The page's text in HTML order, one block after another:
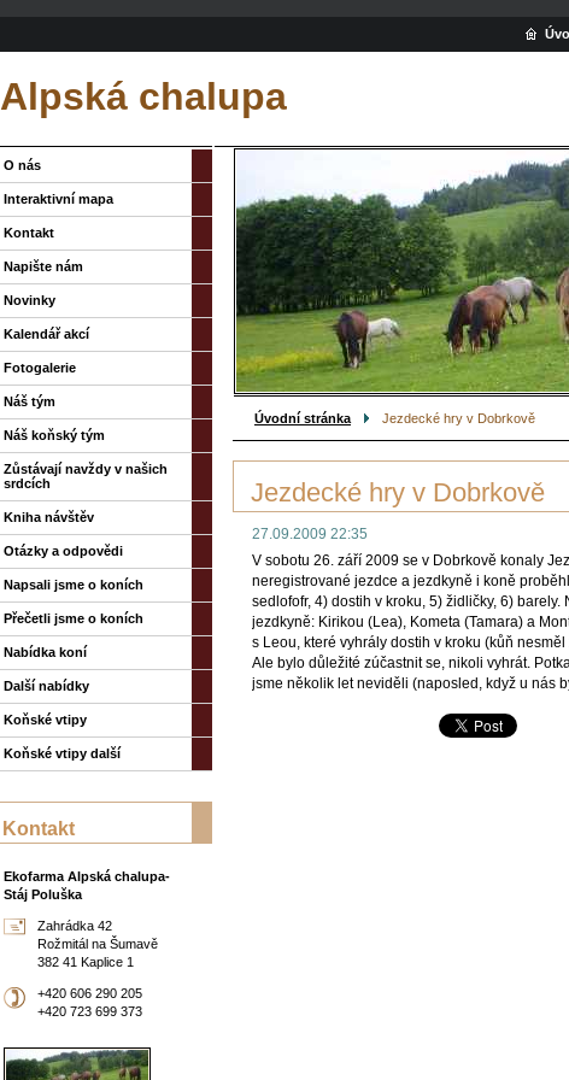
Alpská chalupa
Úvodní stránka Jezdecké hry v Dobrkově
Jezdecké hry v Dobrkově
27.09.2009 22:35
V sobotu 26. září 2009 se v Dobrkově konaly
neregistrované jezdce a jezdkyně i koně
sedlofofr, 4) dostih v kroku, 5) židličky, 6)
jezdkyně: Kirikou (Lea), Kometa (Tamara) a
s Leou, které vyhrály dostih v kroku (kůň
Ale bylo důležité zúčastnit se, nikoli vyhrát.
jsme několik let neviděli (naposled, když u nás
O nás
Interaktivní mapa
Kontakt
Napište nám
Novinky
Kalendář akcí
Fotogalerie
Náš tým
Náš koňský tým
Zůstávají navždy v našich
srdcích
Kniha návštěv
Otázky a odpovědi
Napsali jsme o koních
Přečetli jsme o koních
Nabídka koní
Další nabídky
Koňské vtipy
Koňské vtipy další
Kontakt
Ekofarma Alpská chalupa-
Stáj Poluška
Zahrádka 42
Rožmitál na Šumavě
382 41 Kaplice 1
+420 606 290 205
+420 723 699 373